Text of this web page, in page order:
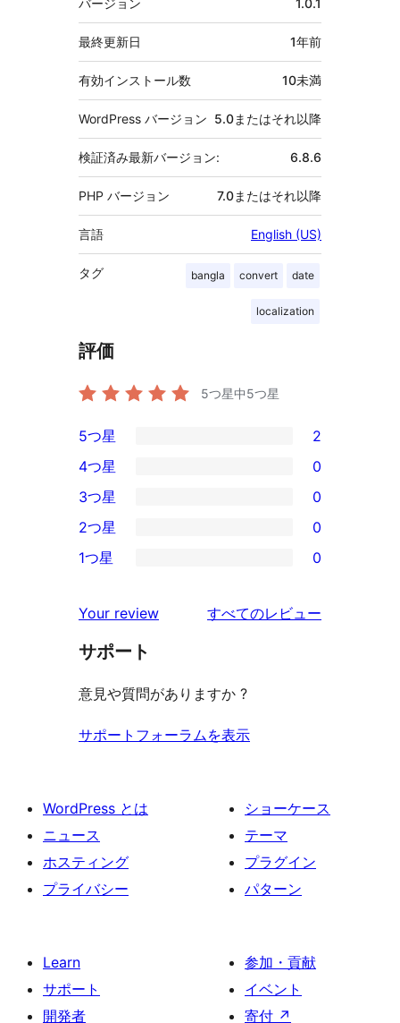
タ
最終更新日 1年前
有効インストール数 10未満
WordPress バージョン 5.0またはそれ以降
検証済み最新バージョン: 6.8.6
PHP バージョン 7.0またはそれ以降
言語 English (US)
タグ bangla convert date
localization
評価
5つ星中5つ星
2
5-
星
レ
ビ
ー
5つ星 2
4-
星
レ
ュ
ー
4つ星 0
0
3-
星
ビ
ュ
3つ星 0
2-
レ
ビ
ー
2つ星 0
星
レ
ュ
ー
1つ星 0
Your review すべてのレビュー
サポート
意見や質問がありますか ?
サポートフォーラムを表示
WordPress とは
ニュース
ホスティング
プライバシー
ショーケース
テーマ
プラグイン
パターン
Learn
サポート
開発者
参加・貢献
イベント
寄付 ↗